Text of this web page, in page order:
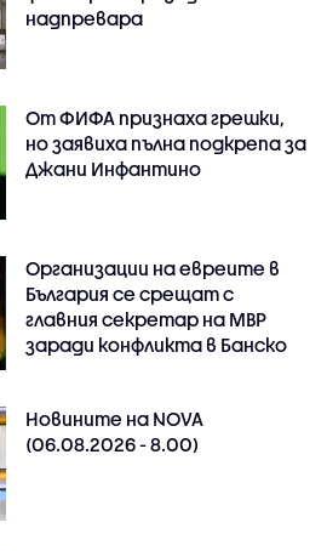
надпревара
От ФИФА признаха грешки,
но заявиха пълна подкрепа за
Джани Инфантино
Организации на евреите в
България се срещат с
главния секретар на МВР
заради конфликта в Банско
Новините на NOVA
(06.08.2026 - 8.00)